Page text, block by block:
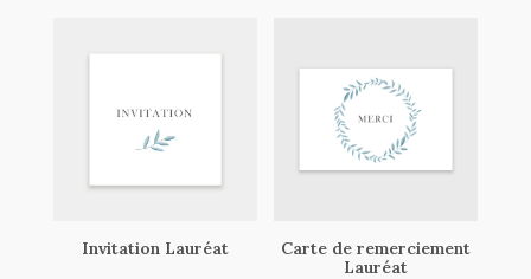
Invitation Lauréat
Carte de remerciement
Lauréat